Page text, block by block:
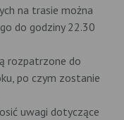
na trasie można
do godziny 22.30
rozpatrzone do
po czym zostanie
uwagi dotyczące